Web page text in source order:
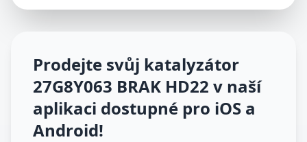
Prodejte svůj katalyzátor
27G8Y063 BRAK HD22 v naší
aplikaci dostupné pro iOS a
Android!